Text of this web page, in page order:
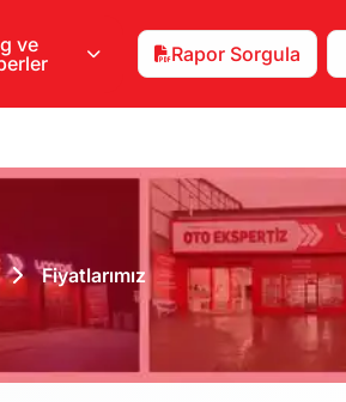
ve
Rapor Sorgula
Fiyatlarımız